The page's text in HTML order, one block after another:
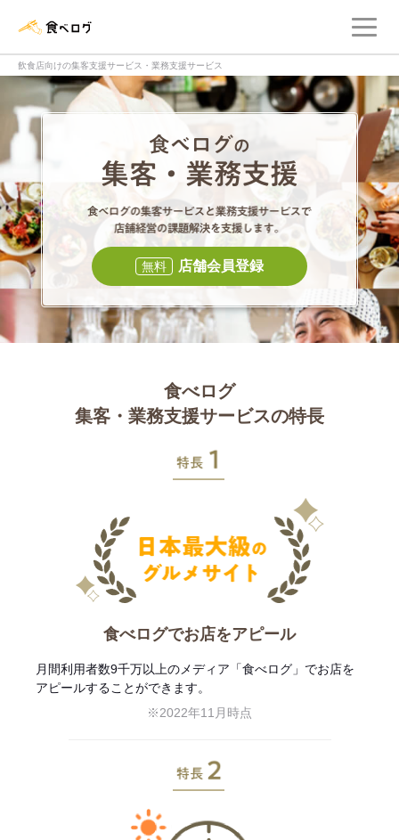
飲食店向けの集客支援サービス・業務支援サービス
食べログの集客
食べログの集
無料 店舗会員登録
食べログ
集客・業務支援サービスの特長
食べログでお店をアピール
月間利用者数9千万以上のメディア「食べログ」でお店を
アピールすることができます。
※2022年11月時点